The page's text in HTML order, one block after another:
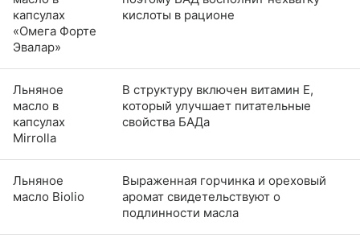
капсулах
«Омега Форте
Эвалар»
кислоты в рационе
Льняное
масло в
капсулах
Mirrolla
В структуру включен витамин E,
который улучшает питательные
свойства БАДа
Льняное
масло Biolio
Выраженная горчинка и ореховый
аромат свидетельствуют о
подлинности масла